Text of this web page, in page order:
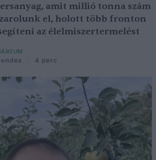
amit millió tonna szám
el, holott több fronton
az élelmiszertermelést
4 perc